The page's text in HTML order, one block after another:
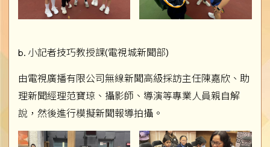
b. 小記者技巧教授課(電視城新聞部)
由電視廣播有限公司無線新聞高級採訪主任陳嘉欣、助
理新聞經理范寶琼、攝影師、導演等專業人員親自解
說，然後進行模擬新聞報導拍攝。